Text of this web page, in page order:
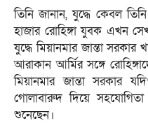
তিনি জানান, যুদ্ধে কেবল
হাজার রোহিঙ্গা যুবক এখন
যুদ্ধে মিয়ানমার জান্তা
আরাকান আর্মির সঙ্গে
মিয়ানমার জান্তা সরকার
গোলাবারুদ দিয়ে
শুনেছেন।